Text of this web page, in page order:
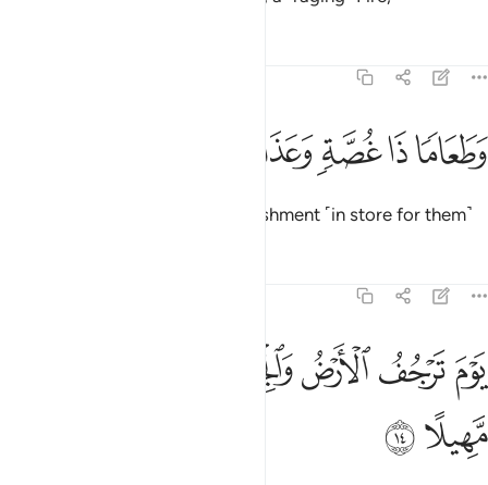
وطعاما ذا غصة وعذابا اليما ١٣
وَطَعَامًۭا ذَا غُصَّةٍۢ وَعَذَابًا أَلِيمًۭا ١٣
ﲑﲒﲓﲔ
choking food, and a painful punishment ˹in store for them˺
يوم ترجف الارض والجبال وكانت الجبال كثيبا مهيلا ١٤
يَوْمَ تَرْجُفُ ٱلْأَرْضُ وَٱلْجِبَالُ وَكَانَتِ ٱلْجِبَالُ كَثِيبًۭا مَّهِيلًا ١٤
ﲗﲘﲙﲚ
ﲞﲟ